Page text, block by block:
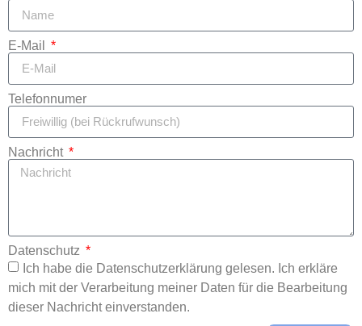
E-Mail
Telefonnumer
Nachricht
Datenschutz
Ich habe die Datenschutzerklärung gelesen. Ich erkläre
mich mit der Verarbeitung meiner Daten für die Bearbeitung
dieser Nachricht einverstanden.